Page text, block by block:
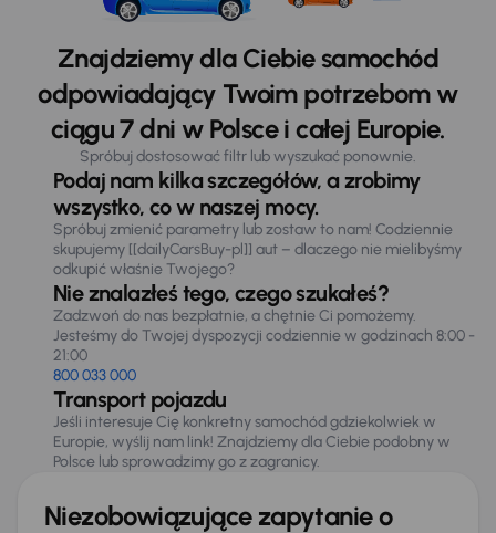
Znajdziemy dla Ciebie samochód
odpowiadający Twoim potrzebom w
ciągu 7 dni w Polsce i całej Europie.
Spróbuj dostosować filtr lub wyszukać ponownie.
Podaj nam kilka szczegółów, a zrobimy
wszystko, co w naszej mocy.
Spróbuj zmienić parametry lub zostaw to nam! Codziennie
skupujemy [[dailyCarsBuy-pl]] aut – dlaczego nie mielibyśmy
odkupić właśnie Twojego?
Nie znalazłeś tego, czego szukałeś?
Zadzwoń do nas bezpłatnie, a chętnie Ci pomożemy.
Jesteśmy do Twojej dyspozycji codziennie w godzinach 8:00 -
21:00
800 033 000
Transport pojazdu
Jeśli interesuje Cię konkretny samochód gdziekolwiek w
Europie, wyślij nam link! Znajdziemy dla Ciebie podobny w
Polsce lub sprowadzimy go z zagranicy.
Niezobowiązujące zapytanie o